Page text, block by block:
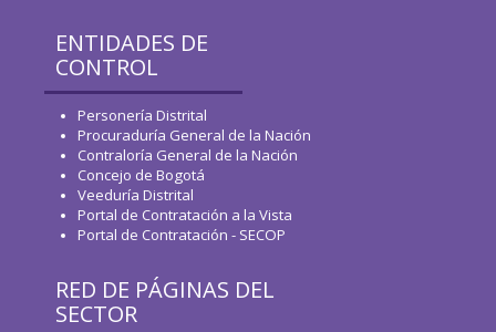
ENTIDADES DE
CONTROL
Personería Distrital
Procuraduría General de la Nación
Contraloría General de la Nación
Concejo de Bogotá
Veeduría Distrital
Portal de Contratación a la Vista
Portal de Contratación - SECOP
RED DE PÁGINAS DEL
SECTOR